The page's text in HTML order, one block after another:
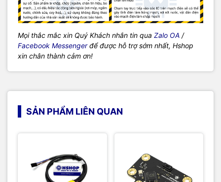
Mọi thắc mắc xin Quý Khách nhắn tin qua Zalo OA /
Facebook Messengerđể được hỗ trợ sớm nhất, Hshop
xin chân thành cảm ơn!
SẢN PHẨM LIÊN QUAN